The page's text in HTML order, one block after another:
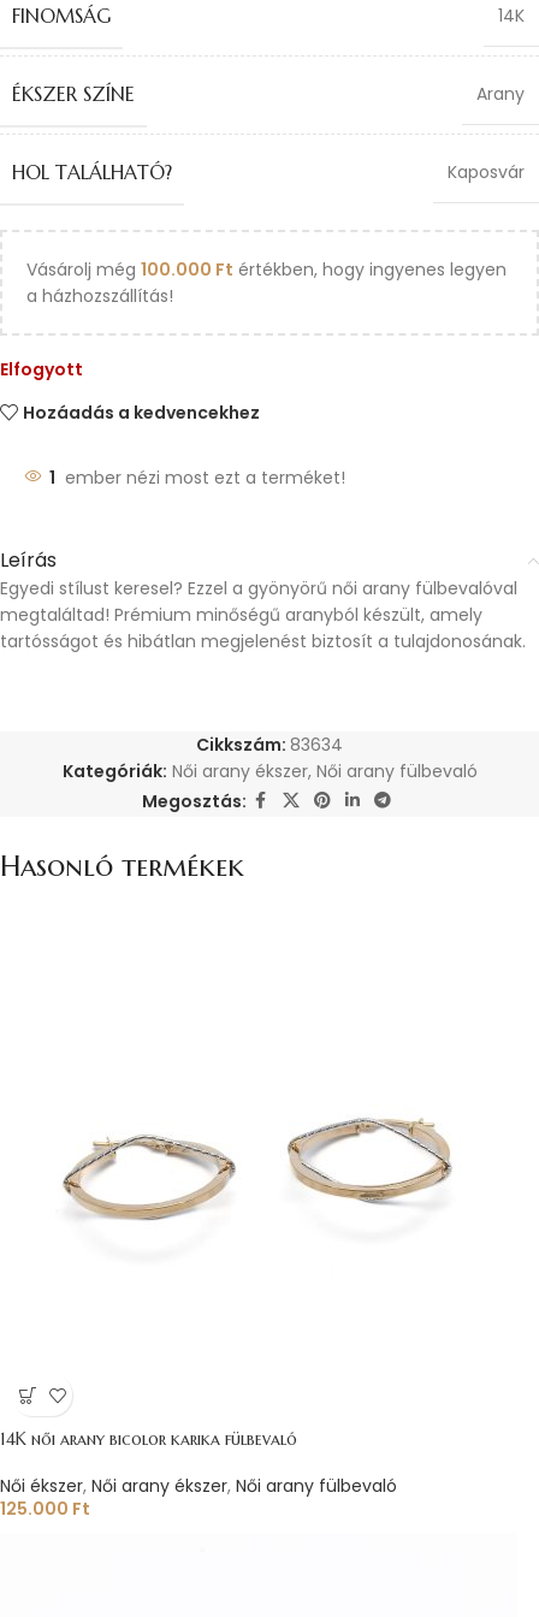
FINOMSÁG 14K
ÉKSZER SZÍNE Arany
HOL TALÁLHATÓ? Kaposvár
Vásárolj még 100.000 Ft értékben, hogy ingyenes legyen
a házhozszállítás!
Elfogyott
Hozáadás a kedvencekhez
1 ember nézi most ezt a terméket!
Leírás
Egyedi stílust keresel? Ezzel a gyönyörű női arany fülbevalóval
megtaláltad! Prémium minőségű aranyból készült, amely
tartósságot és hibátlan megjelenést biztosít a tulajdonosának.
Cikkszám: 83634
Kategóriák: Női arany ékszer, Női arany fülbevaló
Megosztás:
Hasonló termékek
14K női arany bicolor karika fülbevaló
Női ékszer, Női arany ékszer, Női arany fülbevaló
125.000 Ft